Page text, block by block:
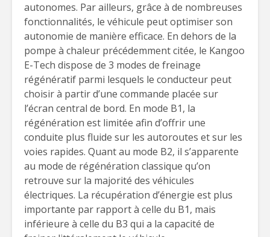
autonomes. Par ailleurs, grâce à de nombreuses
fonctionnalités, le véhicule peut optimiser son
autonomie de manière efficace. En dehors de la
pompe à chaleur précédemment citée, le Kangoo
E-Tech dispose de 3 modes de freinage
régénératif parmi lesquels le conducteur peut
choisir à partir d’une commande placée sur
l’écran central de bord. En mode B1, la
régénération est limitée afin d’offrir une
conduite plus fluide sur les autoroutes et sur les
voies rapides. Quant au mode B2, il s’apparente
au mode de régénération classique qu’on
retrouve sur la majorité des véhicules
électriques. La récupération d’énergie est plus
importante par rapport à celle du B1, mais
inférieure à celle du B3 qui a la capacité de